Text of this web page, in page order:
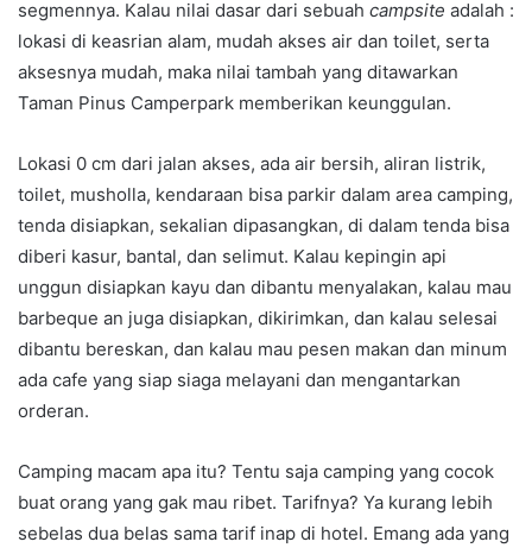
segmennya. Kalau nilai dasar dari sebuah campsite adalah :
lokasi di keasrian alam, mudah akses air dan toilet, serta
aksesnya mudah, maka nilai tambah yang ditawarkan
Taman Pinus Camperpark memberikan keunggulan.
Lokasi 0 cm dari jalan akses, ada air bersih, aliran listrik,
toilet, musholla, kendaraan bisa parkir dalam area camping,
tenda disiapkan, sekalian dipasangkan, di dalam tenda bisa
diberi kasur, bantal, dan selimut. Kalau kepingin api
unggun disiapkan kayu dan dibantu menyalakan, kalau mau
barbeque an juga disiapkan, dikirimkan, dan kalau selesai
dibantu bereskan, dan kalau mau pesen makan dan minum
ada cafe yang siap siaga melayani dan mengantarkan
orderan.
Camping macam apa itu? Tentu saja camping yang cocok
buat orang yang gak mau ribet. Tarifnya? Ya kurang lebih
sebelas dua belas sama tarif inap di hotel. Emang ada yang